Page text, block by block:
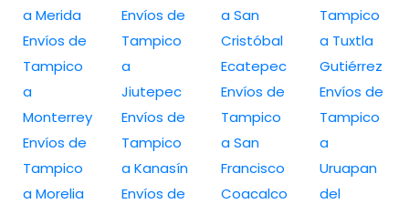
a Merida
Envíos de
Tampico
a
Monterrey
Envíos de
Tampico
a Morelia
Envíos de
Tampico
a
Jiutepec
Envíos de
Tampico
a Kanasín
Envíos de
a San
Cristóbal
Ecatepec
Envíos de
Tampico
a San
Francisco
Coacalco
Tampico
a Tuxtla
Gutiérrez
Envíos de
Tampico
a
Uruapan
del